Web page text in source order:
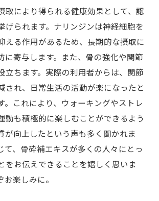
取により得られる健康効果として、認
げられます。ナリンジンは神経細胞を
える作用があるため、長期的な摂取に
に寄与します。また、骨の強化や関節
立ちます。実際の利用者からは、関節
され、日常生活の活動が楽になったと
。これにより、ウォーキングやストレ
動も積極的に楽しむことができるよう
が向上したという声も多く聞かれま
て、骨砕補エキスが多くの人々にとっ
をお伝えできることを嬉しく思いま
楽しみに。